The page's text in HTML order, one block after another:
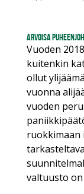
Arvoisa
Vuoden
kuitenkin
ollut
vuonna
vuoden
ruokkimaan
valtuusto